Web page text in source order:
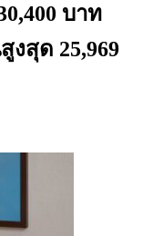
บาท
งสุด 25,969